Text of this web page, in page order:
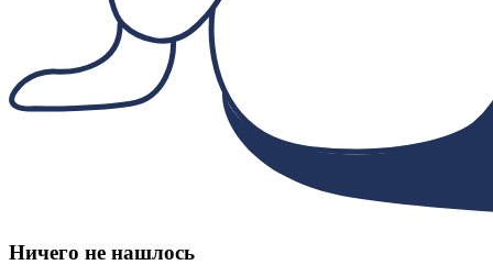
Ничего не нашлось